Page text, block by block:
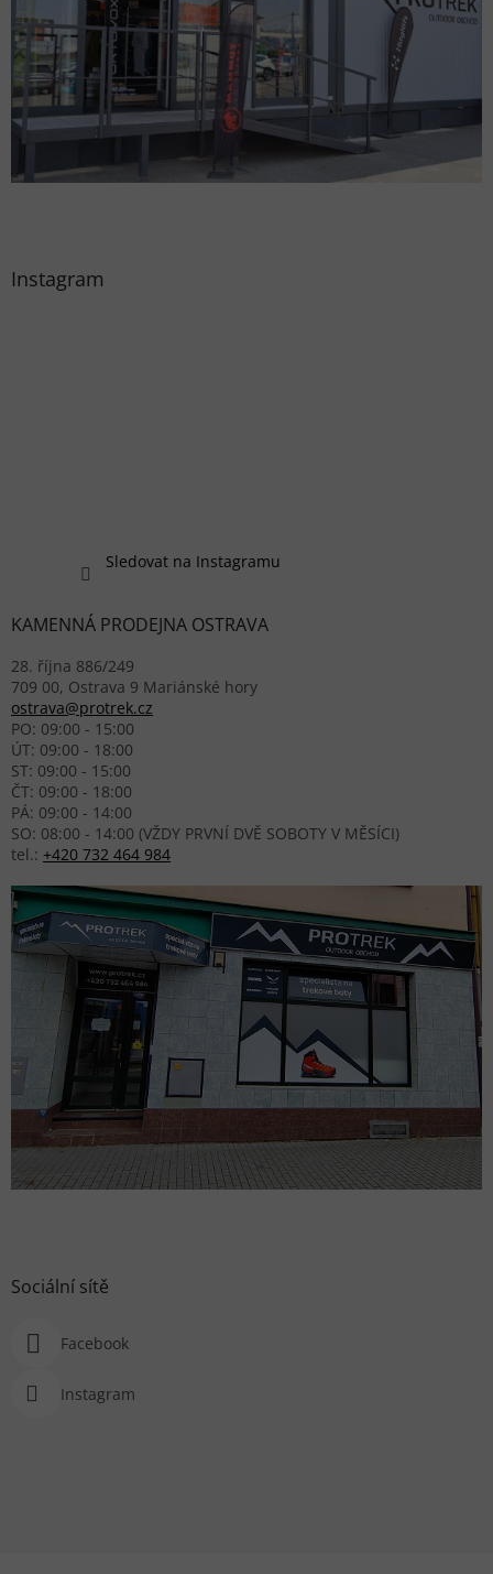
Instagram
Sledovat na Instagramu
KAMENNÁ PRODEJNA OSTRAVA
28. října 886/249
709 00, Ostrava 9 Mariánské hory
ostrava@protrek.cz
PO: 09:00 - 15:00
ÚT: 09:00 - 18:00
ST: 09:00 - 15:00
ČT: 09:00 - 18:00
PÁ: 09:00 - 14:00
SO: 08:00 - 14:00 (VŽDY PRVNÍ DVĚ SOBOTY V MĚSÍCI)
tel.: +420 732 464 984
Sociální sítě
Facebook
Instagram